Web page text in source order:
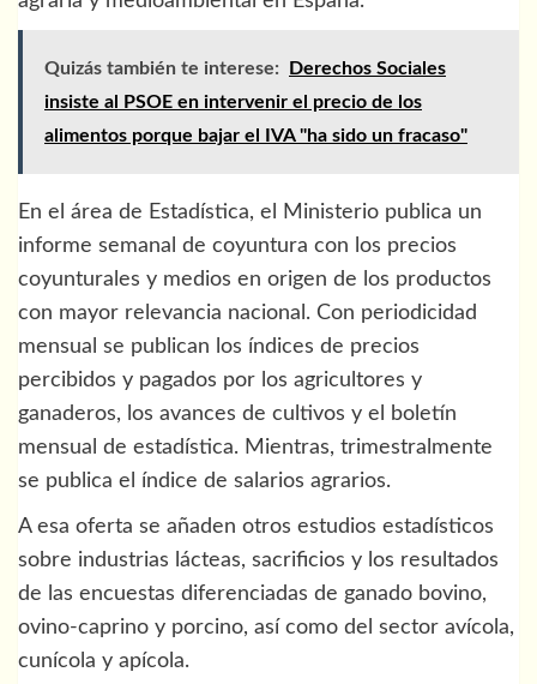
Quizás también te interese:
Derechos Sociales
insiste al PSOE en intervenir el precio de los
alimentos porque bajar el IVA "ha sido un fracaso"
En el área de Estadística, el Ministerio publica un
informe semanal de coyuntura con los precios
coyunturales y medios en origen de los productos
con mayor relevancia nacional. Con periodicidad
mensual se publican los índices de precios
percibidos y pagados por los agricultores y
ganaderos, los avances de cultivos y el boletín
mensual de estadística. Mientras, trimestralmente
se publica el índice de salarios agrarios.
A esa oferta se añaden otros estudios estadísticos
sobre industrias lácteas, sacrificios y los resultados
de las encuestas diferenciadas de ganado bovino,
ovino-caprino y porcino, así como del sector avícola,
cunícola y apícola.